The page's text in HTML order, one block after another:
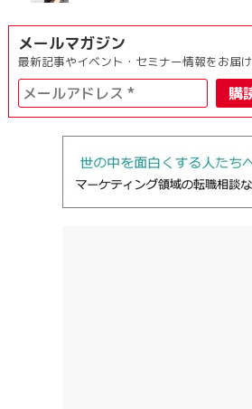
メールマガジン
最新記事やイベント・セミナー情報をお届